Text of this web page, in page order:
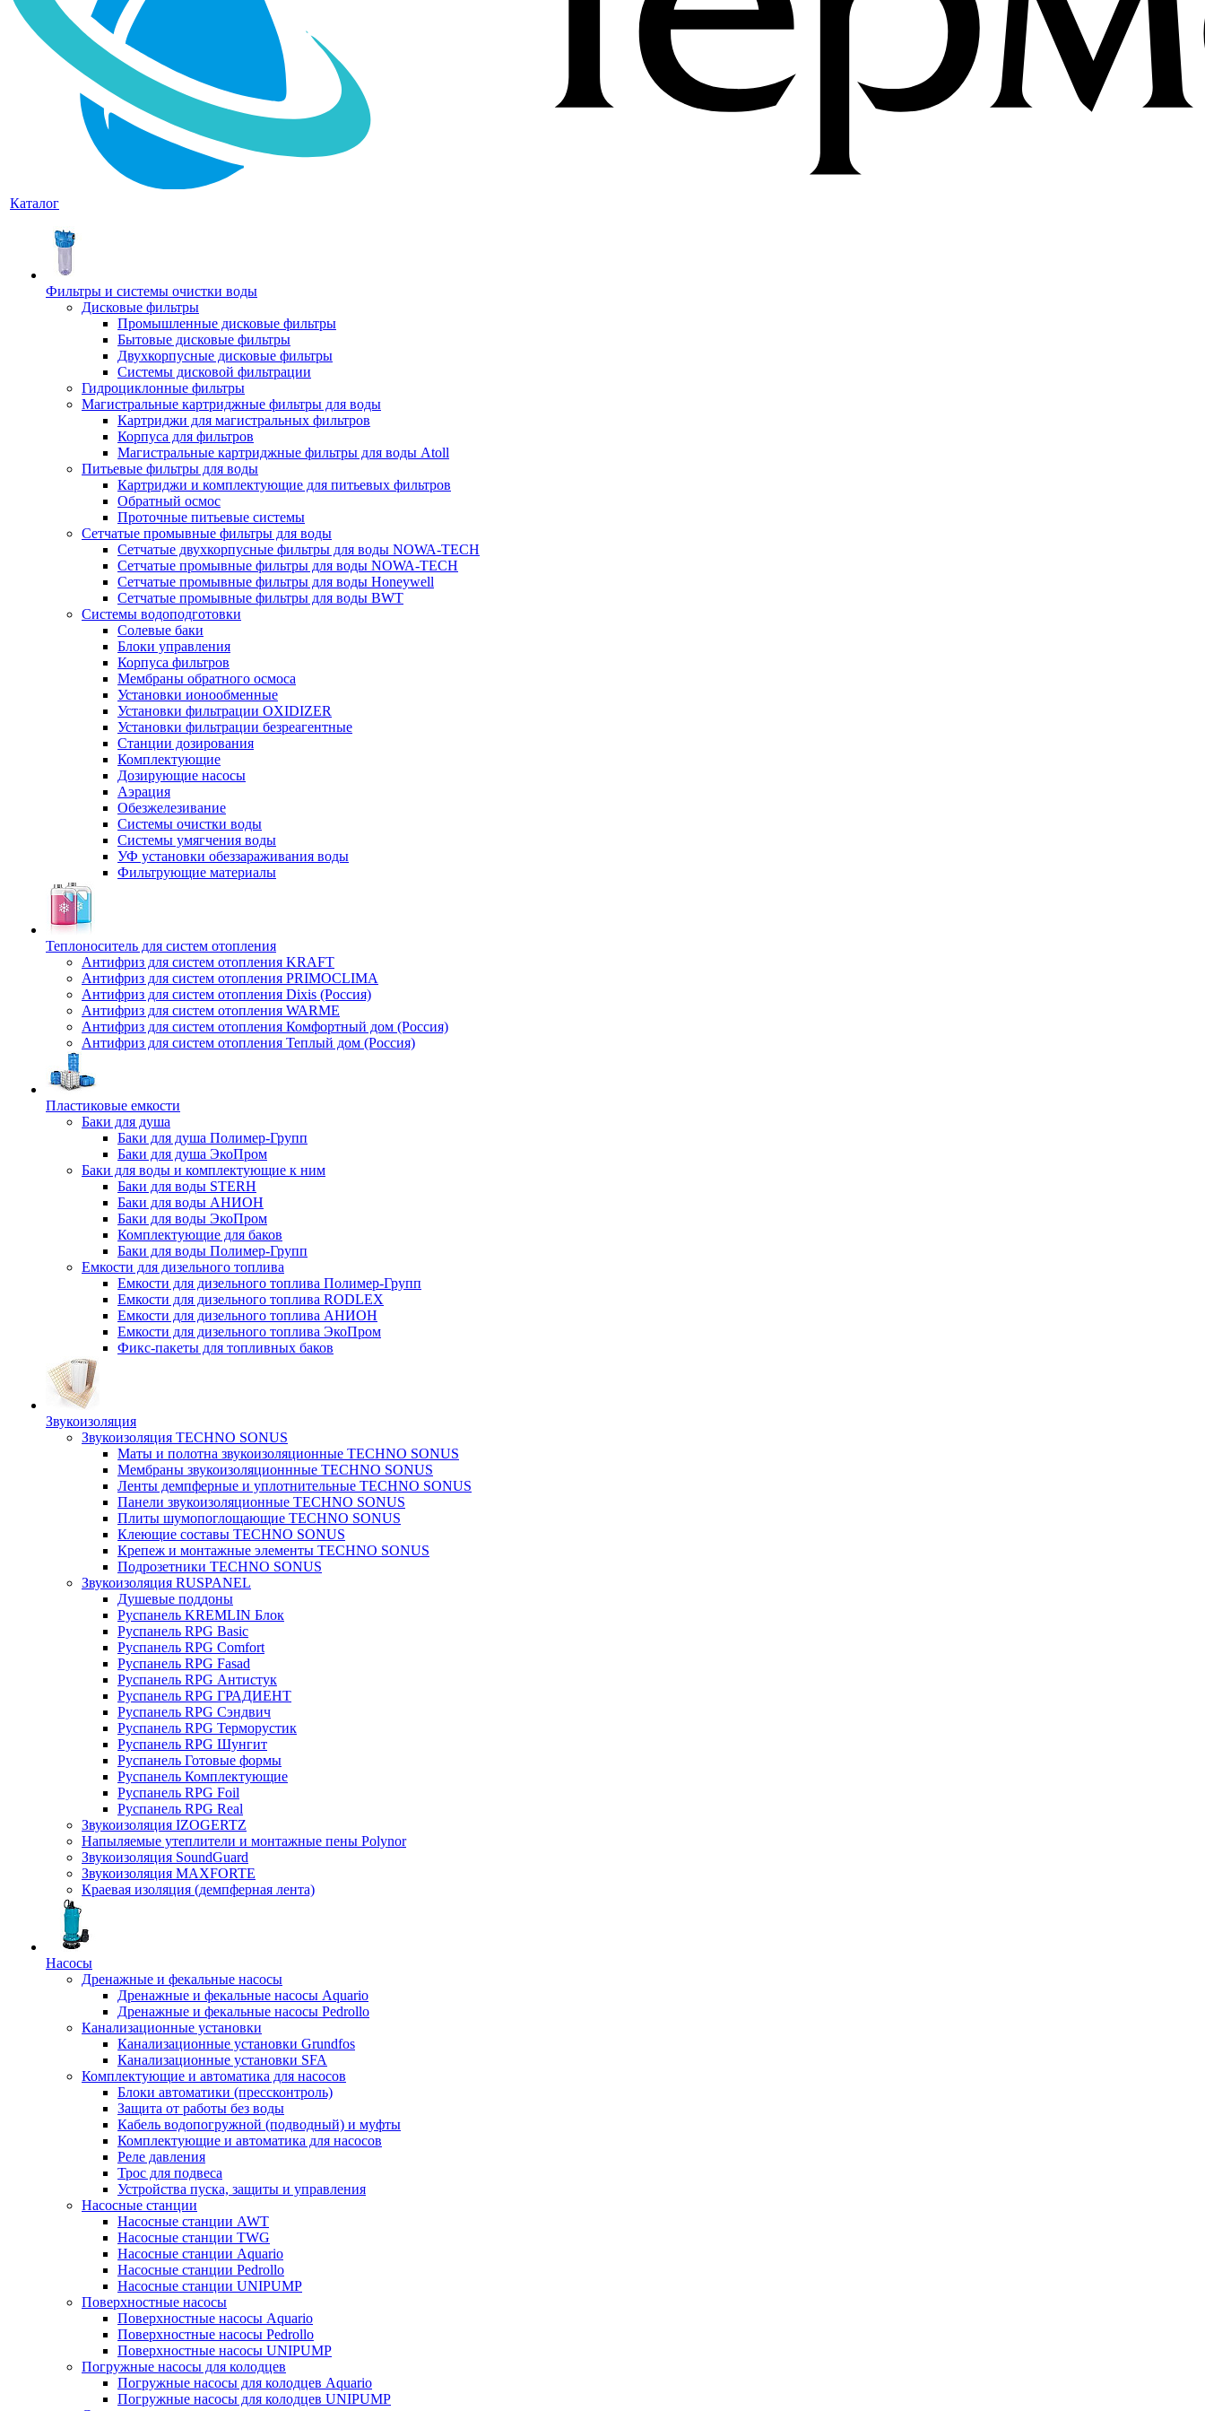
Каталог
Фильтры и системы очистки воды
Дисковые фильтры
Промышленные дисковые фильтры
Бытовые дисковые фильтры
Двухкорпусные дисковые фильтры
Системы дисковой фильтрации
Гидроциклонные фильтры
Магистральные картриджные фильтры для воды
Картриджи для магистральных фильтров
Корпуса для фильтров
Магистральные картриджные фильтры для воды Atoll
Питьевые фильтры для воды
Картриджи и комплектующие для питьевых фильтров
Обратный осмос
Проточные питьевые системы
Сетчатые промывные фильтры для воды
Сетчатые двухкорпусные фильтры для воды NOWA-TECH
Сетчатые промывные фильтры для воды NOWA-TECH
Сетчатые промывные фильтры для воды Honeywell
Сетчатые промывные фильтры для воды BWT
Системы водоподготовки
Солевые баки
Блоки управления
Корпуса фильтров
Мембраны обратного осмоса
Установки ионообменные
Установки фильтрации OXIDIZER
Установки фильтрации безреагентные
Станции дозирования
Комплектующие
Дозирующие насосы
Аэрация
Обезжелезивание
Системы очистки воды
Системы умягчения воды
УФ установки обеззараживания воды
Фильтрующие материалы
Теплоноситель для систем отопления
Антифриз для систем отопления KRAFT
Антифриз для систем отопления PRIMOCLIMA
Антифриз для систем отопления Dixis (Россия)
Антифриз для систем отопления WARME
Антифриз для систем отопления Комфортный дом (Россия)
Антифриз для систем отопления Теплый дом (Россия)
Пластиковые емкости
Баки для душа
Баки для душа Полимер-Групп
Баки для душа ЭкоПром
Баки для воды и комплектующие к ним
Баки для воды STERH
Баки для воды АНИОН
Баки для воды ЭкоПром
Комплектующие для баков
Баки для воды Полимер-Групп
Емкости для дизельного топлива
Емкости для дизельного топлива Полимер-Групп
Емкости для дизельного топлива RODLEX
Емкости для дизельного топлива АНИОН
Емкости для дизельного топлива ЭкоПром
Фикс-пакеты для топливных баков
Звукоизоляция
Звукоизоляция TECHNO SONUS
Маты и полотна звукоизоляционные TECHNO SONUS
Мембраны звукоизоляционнные TECHNO SONUS
Ленты демпферные и уплотнительные TECHNO SONUS
Панели звукоизоляционные TECHNO SONUS
Плиты шумопоглощающие TECHNO SONUS
Клеющие составы TECHNO SONUS
Крепеж и монтажные элементы TECHNO SONUS
Подрозетники TECHNO SONUS
Звукоизоляция RUSPANEL
Душевые поддоны
Руспанель KREMLIN Блок
Руспанель RPG Basic
Руспанель RPG Comfort
Руспанель RPG Fasad
Руспанель RPG Антистук
Руспанель RPG ГРАДИЕНТ
Руспанель RPG Сэндвич
Руспанель RPG Терморустик
Руспанель RPG Шунгит
Руспанель Готовые формы
Руспанель Комплектующие
Руспанель RPG Foil
Руспанель RPG Real
Звукоизоляция IZOGERTZ
Напыляемые утеплители и монтажные пены Polynor
Звукоизоляция SoundGuard
Звукоизоляция MAXFORTE
Краевая изоляция (демпферная лента)
Насосы
Дренажные и фекальные насосы
Дренажные и фекальные насосы Aquario
Дренажные и фекальные насосы Pedrollo
Канализационные установки
Канализационные установки Grundfos
Канализационные установки SFA
Комплектующие и автоматика для насосов
Блоки автоматики (прессконтроль)
Защита от работы без воды
Кабель водопогружной (подводный) и муфты
Комплектующие и автоматика для насосов
Реле давления
Трос для подвеса
Устройства пуска, защиты и управления
Насосные станции
Насосные станции AWT
Насосные станции TWG
Насосные станции Aquario
Насосные станции Pedrollo
Насосные станции UNIPUMP
Поверхностные насосы
Поверхностные насосы Aquario
Поверхностные насосы Pedrollo
Поверхностные насосы UNIPUMP
Погружные насосы для колодцев
Погружные насосы для колодцев Aquario
Погружные насосы для колодцев UNIPUMP